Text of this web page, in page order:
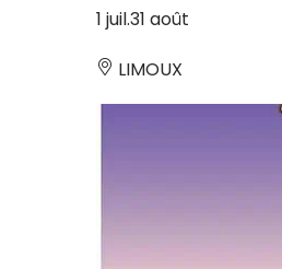
1 juil.31 août
LIMOUX